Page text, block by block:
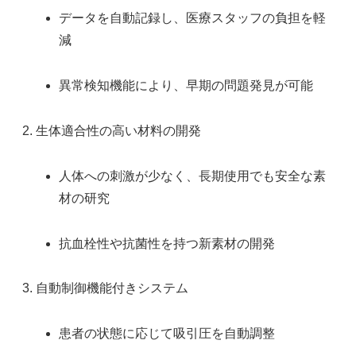
データを自動記録し、医療スタッフの負担を軽
減
異常検知機能により、早期の問題発見が可能
生体適合性の高い材料の開発
人体への刺激が少なく、長期使用でも安全な素
材の研究
抗血栓性や抗菌性を持つ新素材の開発
自動制御機能付きシステム
患者の状態に応じて吸引圧を自動調整